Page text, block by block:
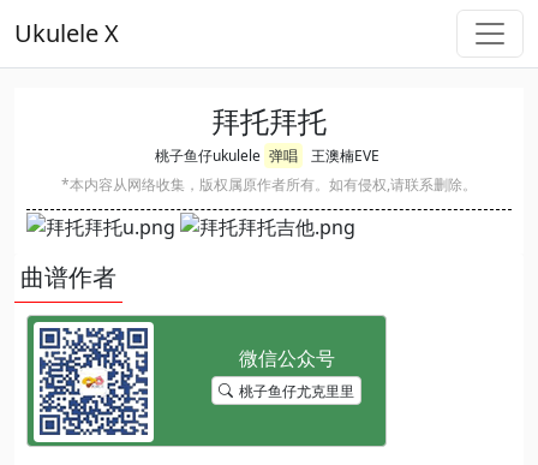
Ukulele X
拜托拜托
桃子鱼仔ukulele 弹唱
王澳楠EVE
*本内容从网络收集，版权属原作者所有。如有侵权,请联系删除。
曲谱作者
桃子鱼仔尤克里里